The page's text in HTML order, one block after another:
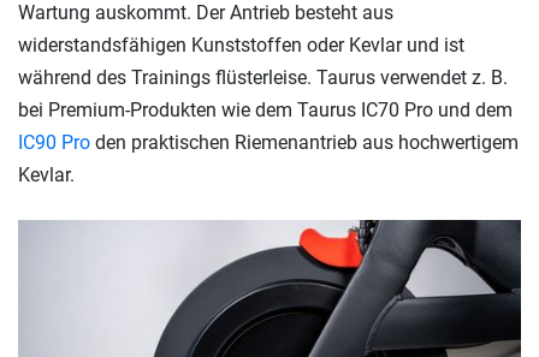
Wartung auskommt. Der Antrieb besteht aus
widerstandsfähigen Kunststoffen oder Kevlar und ist
während des Trainings flüsterleise. Taurus verwendet z. B.
bei Premium-Produkten wie dem Taurus IC70 Pro und dem
IC90 Pro den praktischen Riemenantrieb aus hochwertigem
Kevlar.